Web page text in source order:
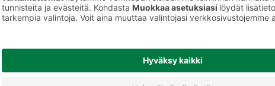
Kasvipohjaiset jogurtit